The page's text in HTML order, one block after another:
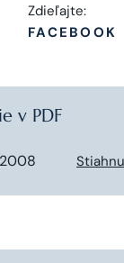
Zdieľajte:
FACEBOOK
v PDF
2008